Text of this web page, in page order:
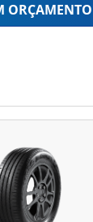
ORÇAMENTO